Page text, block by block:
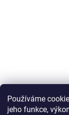
Používáme
jeho funkce,